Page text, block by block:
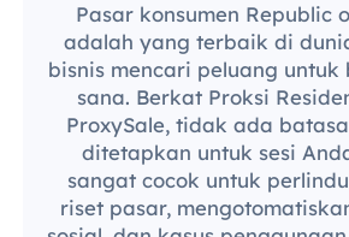
Pasar konsumen Republic
adalah yang terbaik di
bisnis mencari peluang untuk
sana. Berkat Proksi
ProxySale, tidak ada
ditetapkan untuk sesi
sangat cocok untuk
riset pasar,